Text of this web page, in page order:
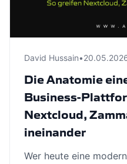
David Hussain•
Die Anatomie
Business-
Nextcloud,
ineinander
Wer heute eine